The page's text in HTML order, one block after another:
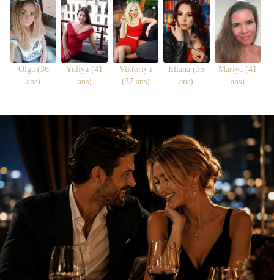
Olga (36
ans)
Yuliya (41
ans)
Viktoriya
(37 ans)
Eliana (35
ans)
Mariya (41
ans)